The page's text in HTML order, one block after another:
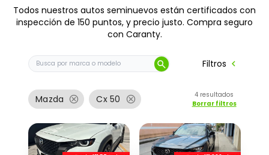
Todos nuestros autos seminuevos están certificados con
inspección de 150 puntos, y precio justo. Compra seguro
con Caranty.
Buscar auto por marca o modelo
search Filtros chevron_left
Mazda cancel Cx 50 cancel 4 resultados
Borrar filtros